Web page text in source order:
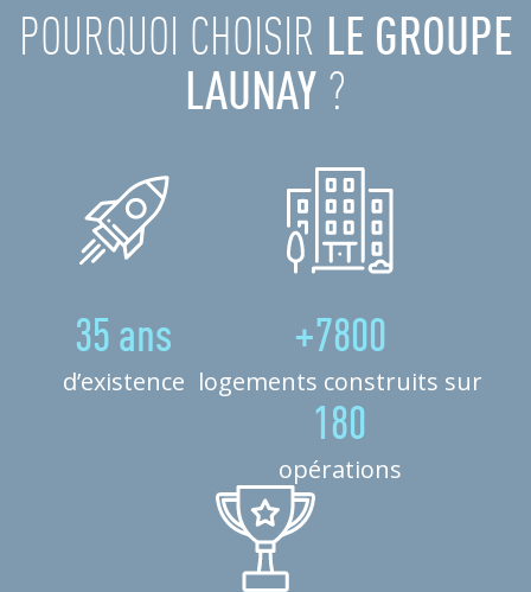
POURQUOI CHOISIR LE GROUPE
LAUNAY ?
35 ans
d’existence
+7800
logements construits sur
180
opérations